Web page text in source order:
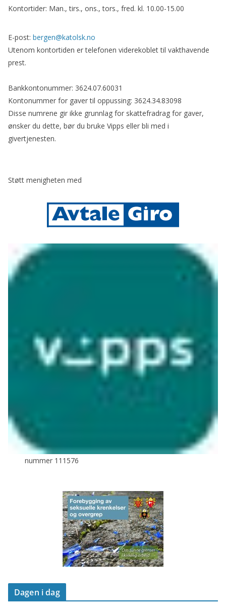
Kontortider: Man., tirs., ons., tors., fred. kl. 10.00-15.00
E-post: bergen@katolsk.no
Utenom kontortiden er telefonen viderekoblet til vakthavende
prest.
Bankkontonummer: 3624.07.60031
Kontonummer for gaver til oppussing: 3624.34.83098
Disse numrene gir ikke grunnlag for skattefradrag for gaver,
ønsker du dette, bør du bruke Vipps eller bli med i
givertjenesten.
Støtt menigheten med
nummer 111576
Dagen i dag